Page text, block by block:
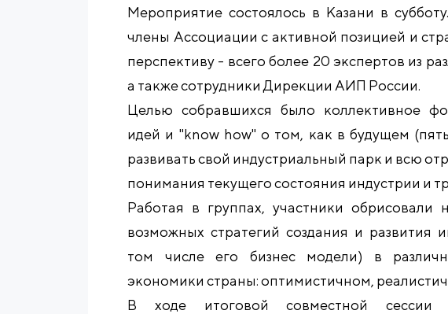
Мероприятие состоялось в Казани в
члены Ассоциации с активной позицией и
перспективу - всего более 20 экспертов из
а также сотрудники Дирекции АИП России.
Целью собравшихся было коллективное
идей и "know how" о том, как в будущем
развивать свой индустриальный парк и всю
понимания текущего состояния индустрии и
Работая в группах, участники обрисовали
возможных стратегий создания и развития
том числе его бизнес модели) в
экономики страны: оптимистичном,
В ходе итоговой совместной сессии